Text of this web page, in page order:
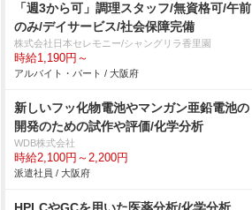
「週3から可」調理スタッフ/無資格可/午前
のみ/デイサービス/社会保障完備
株式会社日本セレモニー/シャングリラ香里園
時給1,190円～
アルバイト・パート / 大阪府
新しいフッ化物電池やマンガン亜鉛電池の
開発のための試作や評価/化学分析
WDB株式会社
時給2,100円～2,200円
派遣社員 / 大阪府